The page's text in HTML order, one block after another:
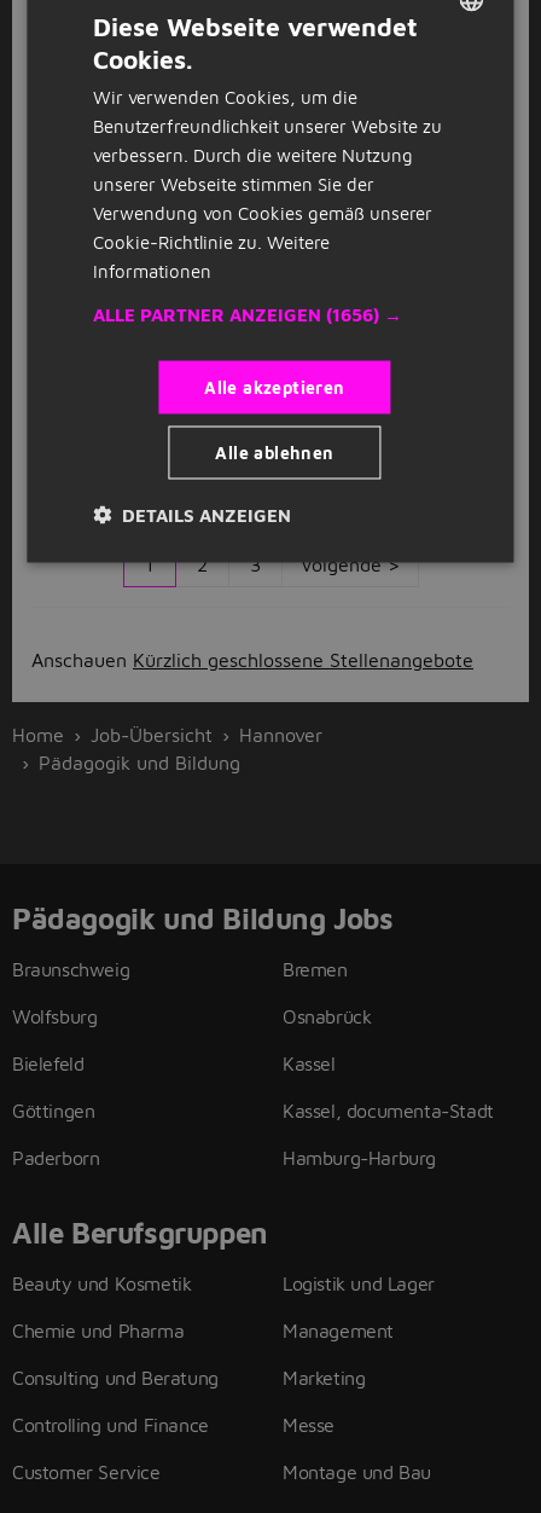
InCare Hannover
GESPONSERT
Erzieher (m/w/d)
GESPONSERT
Erzieher (m/w/d)
InCare Hannover
Erzieher (m/w/d)
1 2 3 Volgende >
Anschauen Kürzlich geschlossene Stellenangebote
Home Job-Übersicht
Hannover
Pädagogik und Bildung
Pädagogik und Bildung Jobs
Braunschweig
Wolfsburg
Bielefeld
Göttingen
Paderborn
Bremen
Osnabrück
Kassel
Kassel, documenta-Stadt
Hamburg-Harburg
Alle Berufsgruppen
Beauty und Kosmetik
Chemie und Pharma
Consulting und Beratung
Controlling und Finance
Customer Service
Logistik und Lager
Management
Marketing
Messe
Montage und Bau
Diese Webseite verwendet
Cookies.
Wir verwenden Cookies, um die
Benutzerfreundlichkeit unserer Website zu
verbessern. Durch die weitere Nutzung
unserer Webseite stimmen Sie der
Verwendung von Cookies gemäß unserer
Cookie-Richtlinie zu. Weitere
Informationen
ALLE PARTNER ANZEIGEN (1656) →
Alle akzeptieren
Alle ablehnen
DETAILS ANZEIGEN